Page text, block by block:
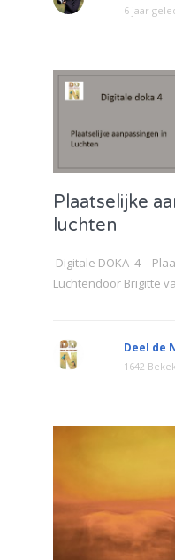
6 jaar
Plaatselijke
luchten
Digitale DOKA 4 –
Luchtendoor Brigitte
Deel de
1642